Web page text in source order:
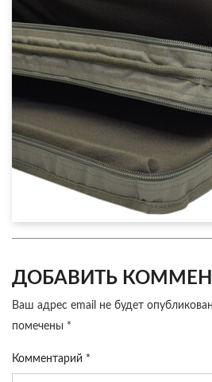
ДОБАВИТЬ
Ваш адрес email не будет
помечены *
Комментарий *